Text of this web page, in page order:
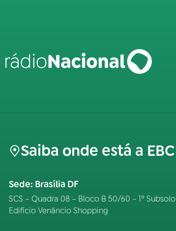
Saiba onde está a EBC
Sede: Brasília DF
SCS – Quadra 08 – Bloco B 50/60 – 1º Subsolo
Edifício Venâncio Shopping